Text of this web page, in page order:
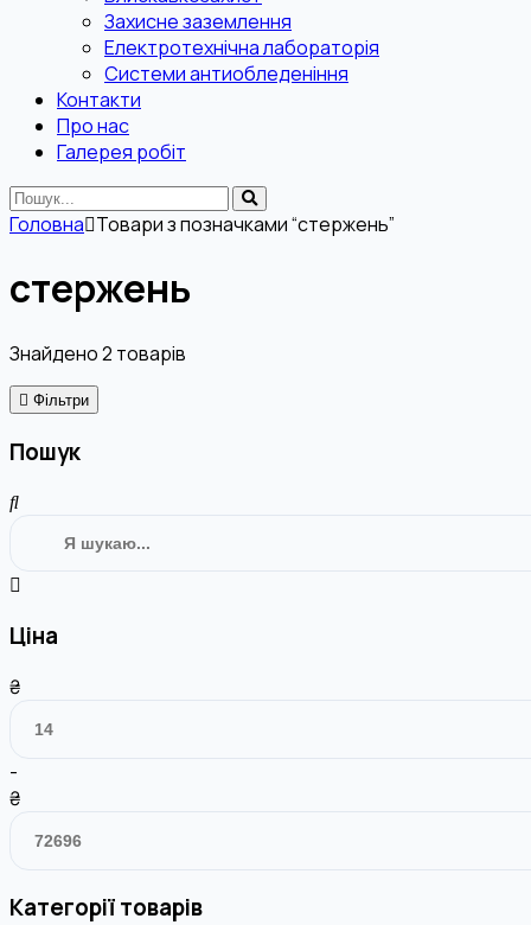
Захисне заземлення
Електротехнічна лабораторія
Системи антиобледеніння
Контакти
Про нас
Галерея робіт
Головна Товари з позначками “стержень”
стержень
Знайдено2 товарів
Фільтри
Пошук
Ціна
₴
-
₴
Категорії товарів